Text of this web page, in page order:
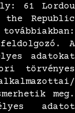
61 Lordou
Republic
A
adatokat
törvényes
meg.
adatot